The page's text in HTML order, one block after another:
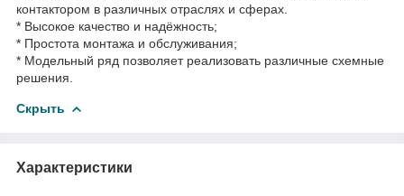
контактором в различных отраслях и сферах.
* Высокое качество и надёжность;
* Простота монтажа и обслуживания;
* Модельный ряд позволяет реализовать различные схемные
решения.
Скрыть
Характеристики